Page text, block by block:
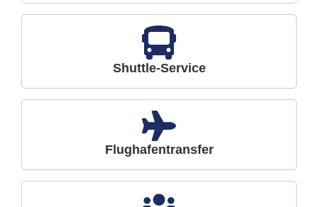
Shuttle-Service
Flughafentransfer